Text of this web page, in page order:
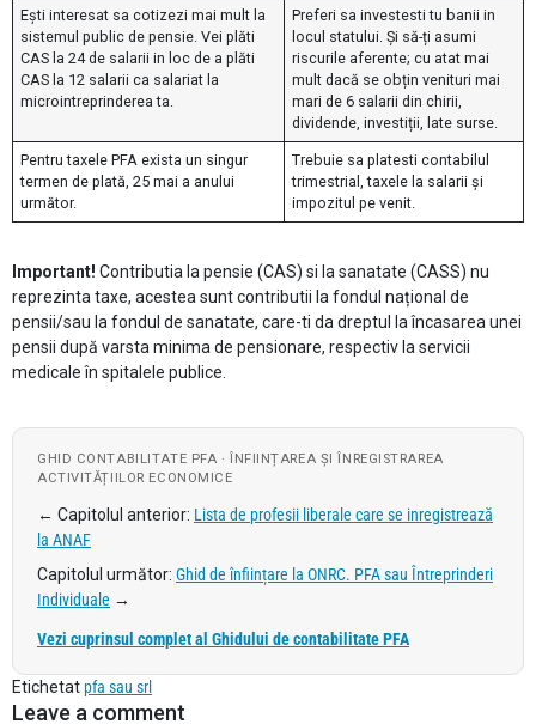
Ești interesat sa cotizezi mai mult la
sistemul public de pensie. Vei plăti
CAS la 24 de salarii in loc de a plăti
CAS la 12 salarii ca salariat la
microintreprinderea ta.
Preferi sa investesti tu banii in
locul statului. Și să-ți asumi
riscurile aferente; cu atat mai
mult dacă se obțin venituri mai
mari de 6 salarii din chirii,
dividende, investiții, late surse.
Pentru taxele PFA exista un singur
termen de plată, 25 mai a anului
următor.
Trebuie sa platesti contabilul
trimestrial, taxele la salarii și
impozitul pe venit.
Important! Contributia la pensie (CAS) si la sanatate (CASS) nu
reprezinta taxe, acestea sunt contributii la fondul național de
pensii/sau la fondul de sanatate, care-ti da dreptul la încasarea unei
pensii după varsta minima de pensionare, respectiv la servicii
medicale în spitalele publice.
GHID CONTABILITATE PFA · ÎNFIINȚAREA ȘI ÎNREGISTRAREA
ACTIVITĂȚIILOR ECONOMICE
← Capitolul anterior: Lista de profesii liberale care se inregistrează
la ANAF
Capitolul următor: Ghid de înființare la ONRC. PFA sau Întreprinderi
Individuale →
Vezi cuprinsul complet al Ghidului de contabilitate PFA
Etichetatpfa sau srl
Leave a comment